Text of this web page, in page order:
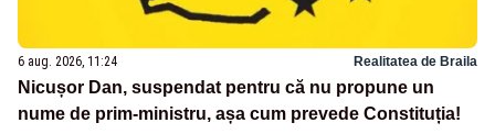
6 aug. 2026, 11:24 Realitatea de Braila
Nicușor Dan, suspendat pentru că nu propune un
nume de prim-ministru, așa cum prevede Constituția!